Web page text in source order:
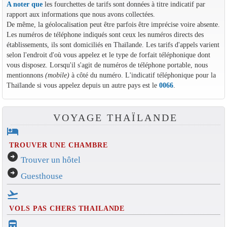
A noter queles fourchettes de tarifs sont données à titre indicatif par
rapport aux informations que nous avons collectées.
De même, la géolocalisation peut être parfois être imprécise voire absente.
Les numéros de téléphone indiqués sont ceux les numéros directs des
établissements, ils sont domiciliés en Thaïlande. Les tarifs d'appels varient
selon l'endroit d'où vous appelez et le type de forfait téléphonique dont
vous disposez. Lorsqu'il s'agit de numéros de téléphone portable, nous
mentionnons (mobile)à côté du numéro. L'indicatif téléphonique pour la
Thaïlande si vous appelez depuis un autre pays est le 0066.
VOYAGE THAÏLANDE
hotel
TROUVER UNE CHAMBRE
arrow_circle_right Trouver un hôtel
arrow_circle_right Guesthouse
flight_takeoff
VOLS PAS CHERS THAILANDE